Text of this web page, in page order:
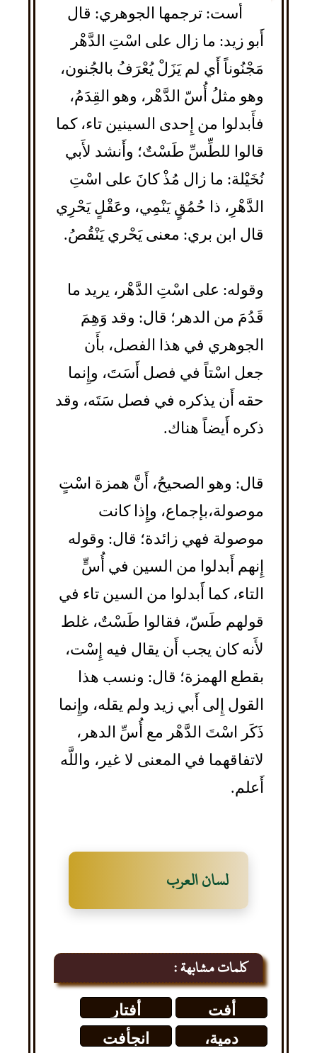
أست: ترجمها الجوهري: قال
أَبو زيد: ما زال على اسْتِ الدَّهْر
مَجْنُوناً أَي لم يَزَلْ يُعْرَفُ بالجُنون،
وهو مثلُ أُسّ الدَّهْر، وهو القِدَمُ،
فأَبدلوا من إِحدى السينين تاء، كما
قالوا للطِّسِّ طَسْتٌ؛ وأَنشد لأَبي
نُخَيْلة: ما زال مُذْ كانَ على اسْتِ
الدَّهْرِ، ذا حُمُقٍ يَنْمِي، وعَقْلٍ يَحْرِي
قال ابن بري: معنى يَحْري يَنْقُصُ.
وقوله: على اسْتِ الدَّهْر، يريد ما
قَدُمَ من الدهر؛ قال: وقد وَهِمَ
الجوهري في هذا الفصل، بأَن
جعل اسْتاً في فصل أَسَتَ، وإِنما
حقه أَن يذكره في فصل سَتَه، وقد
ذكره أَيضاً هناك.
قال: وهو الصحيحُ، أَنَّ همزة اسْتٍ
موصولة،بإجماع، وإِذا كانت
موصولة فهي زائدة؛ قال: وقوله
إِنهم أَبدلوا من السين في أُسٍّ
التاء، كما أَبدلوا من السين تاء في
قولهم طَسّ، فقالوا طَسْتٌ، غلط
لأَنه كان يجب أَن يقال فيه إِسْت،
بقطع الهمزة؛ قال: ونسب هذا
القول إِلى أَبي زيد ولم يقله، وإِنما
ذَكَر اسْتَ الدَّهْر مع أُسِّ الدهر،
لاتفاقهما في المعنى لا غير، واللَّه
أَعلم.
لسان العرب
كلمات مشابهة :
أفت
أفتار
دمية،
انجأفت